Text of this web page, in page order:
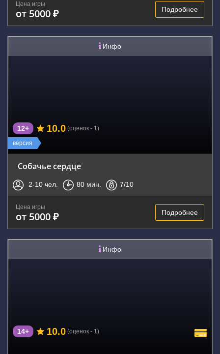
Цена игры
от 5000 ₽ Подробнее
Инфо
версия
12+ 10.0 (оценок - 1)
Собачье сердце
2-10 чел. 80 мин. 7/10
Цена игры
от 5000 ₽ Подробнее
Инфо
14+ 10.0 (оценок - 1)